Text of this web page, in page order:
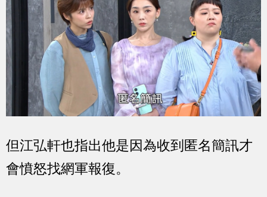
但江弘軒也指出他是因為收到匿名簡訊才
會憤怒找網軍報復。